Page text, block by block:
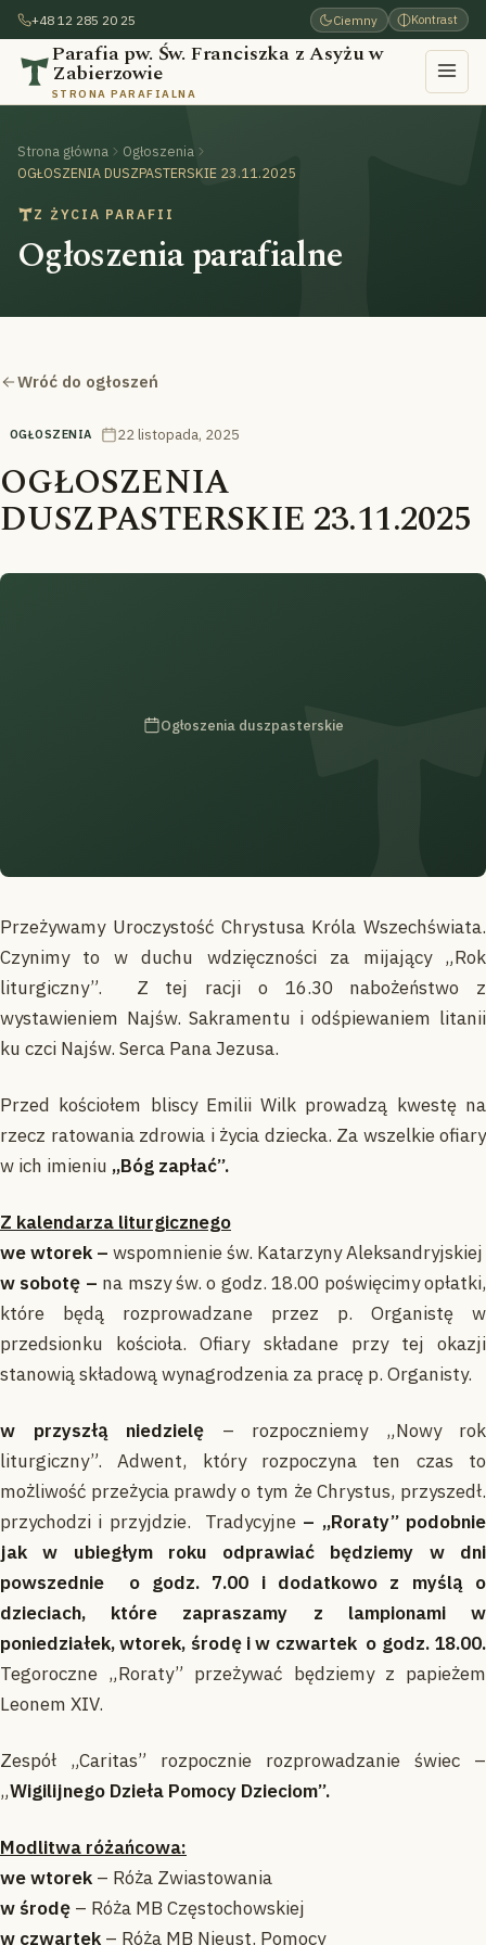
+48 12 285 20 25 Ciemny Kontrast
Parafia pw. Św. Franciszka z Asyżu w
Zabierzowie
STRONA PARAFIALNA
Strona główna
Ogłoszenia
OGŁOSZENIA DUSZPASTERSKIE 23.11.2025
Z ŻYCIA PARAFII
Ogłoszenia parafialne
Wróć do ogłoszeń
OGŁOSZENIA 22 listopada, 2025
OGŁOSZENIA
DUSZPASTERSKIE 23.11.2025
Ogłoszenia duszpasterskie
Przeżywamy Uroczystość Chrystusa Króla Wszechświata.
Czynimy to w duchu wdzięczności za mijający „Rok
liturgiczny”. Z tej racji o 16.30 nabożeństwo z
wystawieniem Najśw. Sakramentu i odśpiewaniem litanii
ku czci Najśw. Serca Pana Jezusa.
Przed kościołem bliscy Emilii Wilk prowadzą kwestę na
rzecz ratowania zdrowia i życia dziecka. Za wszelkie ofiary
w ich imieniu „Bóg zapłać”.
Z kalendarza liturgicznego
we wtorek – wspomnienie św. Katarzyny Aleksandryjskiej
w sobotę – na mszy św. o godz. 18.00 poświęcimy opłatki,
które będą rozprowadzane przez p. Organistę w
przedsionku kościoła. Ofiary składane przy tej okazji
stanowią składową wynagrodzenia za pracę p. Organisty.
w przyszłą niedzielę – rozpoczniemy „Nowy rok
liturgiczny”. Adwent, który rozpoczyna ten czas to
możliwość przeżycia prawdy o tym że Chrystus, przyszedł.
przychodzi i przyjdzie. Tradycyjne – „Roraty” podobnie
jak w ubiegłym roku odprawiać będziemy w dni
powszednie o godz. 7.00 i dodatkowo z myślą o
dzieciach, które zapraszamy z lampionami w
poniedziałek, wtorek, środę i w czwartek o godz. 18.00.
Tegoroczne „Roraty” przeżywać będziemy z papieżem
Leonem XIV.
Zespół „Caritas” rozpocznie rozprowadzanie świec –
„Wigilijnego Dzieła Pomocy Dzieciom”.
Modlitwa różańcowa:
we wtorek – Róża Zwiastowania
w środę – Róża MB Częstochowskiej
w czwartek – Róża MB Nieust. Pomocy